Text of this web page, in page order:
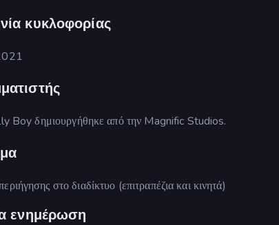
κυκλοφορίας
Boy δημιουργήθηκε από την Magnific Studios.
στο διαδίκτυο (επιτραπέζια και κινητά)
ενημέρωση